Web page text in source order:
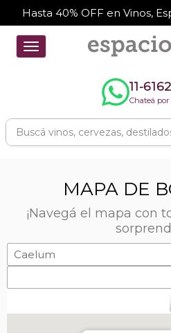
Hasta 40% OFF en Vinos,
Toggle
navigation
11-
Chateá
MAPA DE
¡Navegá el mapa con